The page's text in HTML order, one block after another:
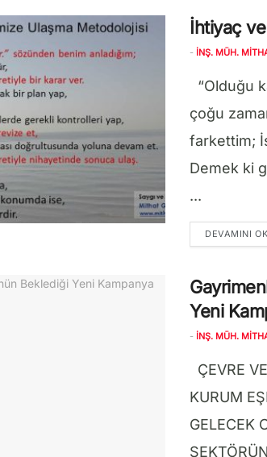
İhtiyaç
- İNŞ. MÜH.
“Olduğu
çoğu
farkettim;
Demek ki
...
DEVAMINI
Yeni
- İNŞ. MÜH.
ÇEVRE
KURUM
GELECEK